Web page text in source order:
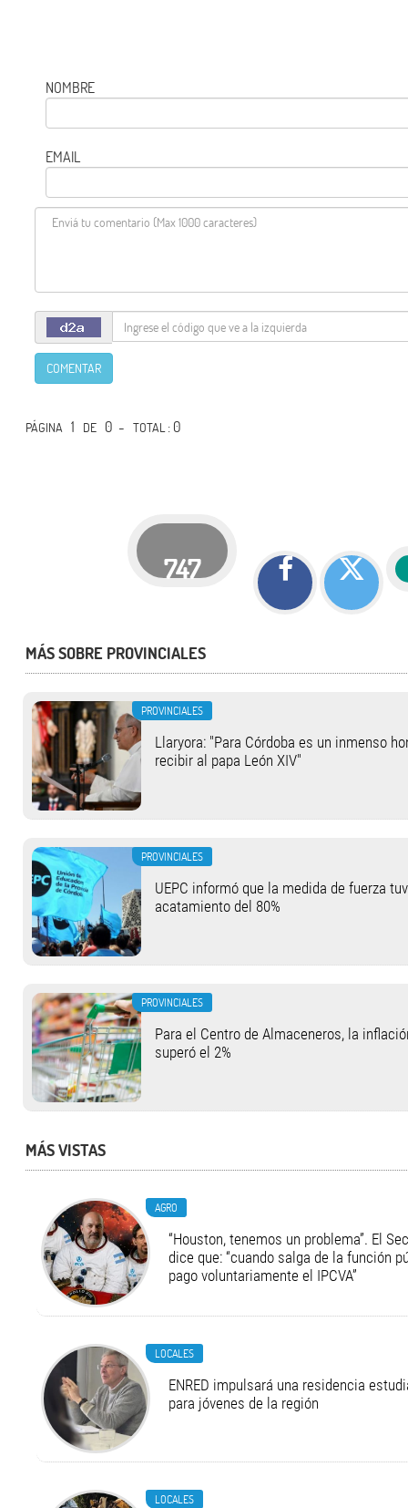
NOMBRE
EMAIL
COMENTAR
PÁGINA 1 DE 0 -TOTAL: 0
747
MÁS SOBRE PROVINCIALES
PROVINCIALES
Llaryora: "Para Córdoba es un inmenso
recibir al papa León XIV"
PROVINCIALES
UEPC informó que la medida de fuerza
acatamiento del 80%
PROVINCIALES
Para el Centro de Almaceneros, la
superó el 2%
MÁS VISTAS
AGRO
“Houston, tenemos un problema”. El
dice que: “cuando salga de la función
pago voluntariamente el IPCVA”
LOCALES
ENRED impulsará una residencia
para jóvenes de la región
LOCALES